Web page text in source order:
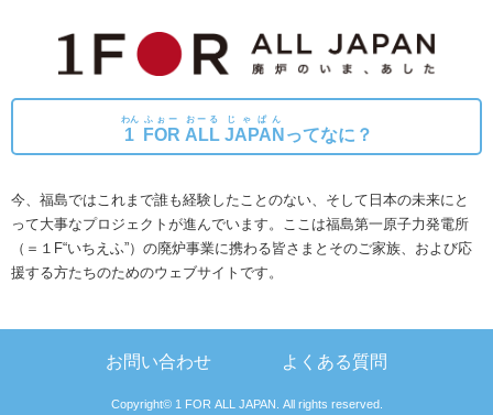
1
わん
FOR
ふぉー
ALL
おーる
JAPAN
じゃぱん
ってなに？
今、福島ではこれまで誰も経験したことのない、そして日本の未来にと
って大事なプロジェクトが進んでいます。 ここは福島第一原子力発電所
（＝１F“いちえふ”）の廃炉事業に携わる皆さまとそのご家族、および応
援する方たちのためのウェブサイトです。
お問い合わせ よくある質問
Copyright© 1 FOR ALL JAPAN. All rights reserved.